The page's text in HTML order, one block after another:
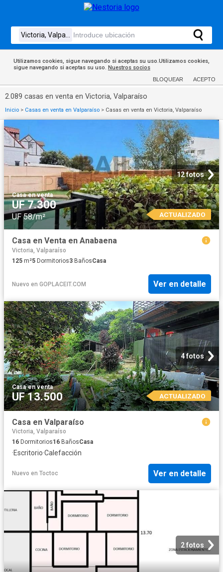
Utilizamos cookies, sigue navegando si aceptas su uso.Utilizamos cookies,
sigue navegando si aceptas su uso. Nuestros socios
BLOQUEAR ACEPTO
2.089 casas en venta en Victoria, Valparaíso
Inicio > Casas en venta en Valparaíso > Casas en venta en Victoria, Valparaíso
12 fotos
Casa·en venta
UF 7.300
UF 58/m² ACTUALIZADO
Casa en Venta en Anabaena
Victoria, Valparaíso
125 m²5 Dormitorios3 BañosCasa
Nuevo en GOPLACEIT.COM Ver en detalle
4 fotos
Casa·en venta
UF 13.500 ACTUALIZADO
Casa en Valparaíso
Victoria, Valparaíso
16 Dormitorios16 BañosCasa
·Escritorio·Calefacción
Nuevo en Toctoc Ver en detalle
2 fotos